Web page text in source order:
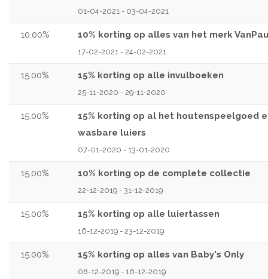
01-04-2021 - 03-04-2021
10.00% 10% korting op alles van het merk
17-02-2021 - 24-02-2021
15.00% 15% korting op alle invulboeken
25-11-2020 - 29-11-2020
15.00%
15% korting op al het houtenspeelgoed
wasbare luiers
07-01-2020 - 13-01-2020
15.00% 10% korting op de complete collectie
22-12-2019 - 31-12-2019
15.00% 15% korting op alle luiertassen
16-12-2019 - 23-12-2019
15.00% 15% korting op alles van Baby's Only
08-12-2019 - 16-12-2019